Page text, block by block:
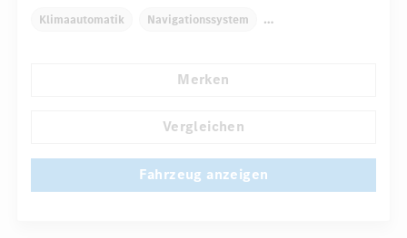
Klimaautomatik Navigationssystem
Automatisch abblendende Innen- und Außenspiegel
Merken
Vergleichen
Fahrzeug anzeigen